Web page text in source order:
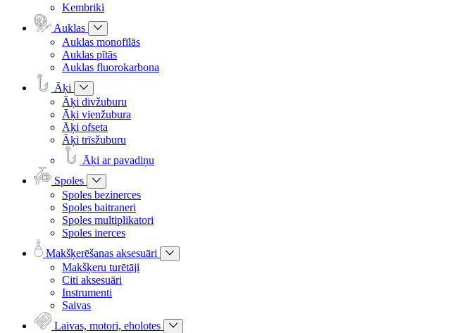
Kembriki
Auklas
Auklas monofīlās
Auklas pītās
Auklas fluorokarbona
Āķi
Āķi divžuburu
Āķi vienžubura
Āķi ofseta
Āķi trīsžuburu
Āķi ar pavadiņu
Spoles
Spoles bezinerces
Spoles baitraneri
Spoles multiplikatori
Spoles inerces
Makšķerēšanas aksesuāri
Makšķeru turētāji
Citi aksesuāri
Instrumenti
Saivas
Laivas, motori, eholotes